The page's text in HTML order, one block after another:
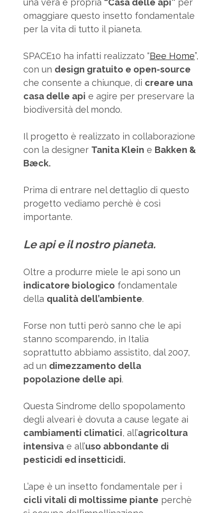
una vera e propria “Casa delle api” per
omaggiare questo insetto fondamentale
per la vita di tutto il pianeta.
SPACE10 ha infatti realizzato “Bee Home”,
con un design gratuito e open-source
che consente a chiunque, di creare una
casa delle api e agire per preservare la
biodiversità del mondo.
Il progetto è realizzato in collaborazione
con la designer Tanita Klein e Bakken &
Bæck.
Prima di entrare nel dettaglio di questo
progetto vediamo perchè è così
importante.
Le api e il nostro pianeta.
Oltre a produrre miele le api sono un
indicatore biologico fondamentale
della qualità dell’ambiente.
Forse non tutti però sanno che le api
stanno scomparendo, in Italia
soprattutto abbiamo assistito, dal 2007,
ad un dimezzamento della
popolazione delle api.
Questa Sindrome dello spopolamento
degli alveari è dovuta a cause legate ai
cambiamenti climatici, all’agricoltura
intensivae all’uso abbondante di
pesticidi ed insetticidi.
L’ape è un insetto fondamentale per i
cicli vitali di moltissime piante perchè